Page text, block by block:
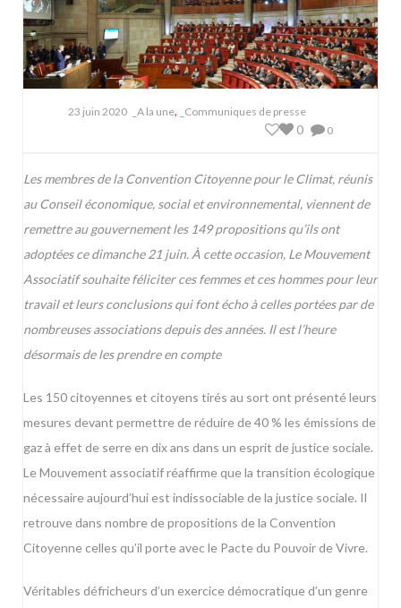
23 juin 2020 _A la une,
_Communiques de presse
0
0
Les membres de la Convention Citoyenne pour le Climat, réunis
au Conseil économique, social et environnemental, viennent de
remettre au gouvernement les 149 propositions qu’ils ont
adoptées ce dimanche 21 juin. À cette occasion, Le Mouvement
Associatif souhaite féliciter ces femmes et ces hommes pour leur
travail et leurs conclusions qui font écho à celles portées par de
nombreuses associations depuis des années. Il est l’heure
désormais de les prendre en compte
Les 150 citoyennes et citoyens tirés au sort ont présenté leurs
mesures devant permettre de réduire de 40 % les émissions de
gaz à effet de serre en dix ans dans un esprit de justice sociale.
Le Mouvement associatif réaffirme que la transition écologique
nécessaire aujourd’hui est indissociable de la justice sociale. Il
retrouve dans nombre de propositions de la Convention
Citoyenne celles qu’il porte avec le Pacte du Pouvoir de Vivre.
Véritables défricheurs d’un exercice démocratique d’un genre